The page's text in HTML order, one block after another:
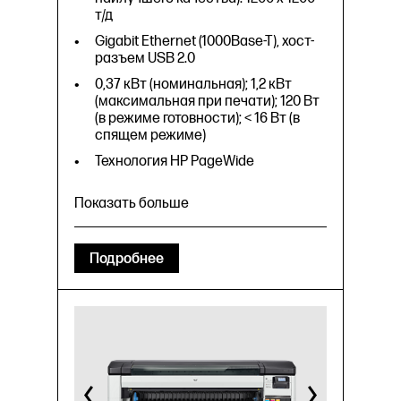
т/д
Gigabit Ethernet (1000Base-T), хост-
разъем USB 2.0
0,37 кВт (номинальная); 1,2 кВт
(максимальная при печати); 120 Вт
(в режиме готовности); < 16 Вт (в
спящем режиме)
Технология HP PageWide
Качество цветной печати (режим
наилучшего качества): 1200 x 1200
т/д
0,37 кВт (номинальная); 1,2 кВт
(максимальная при печати); 120 Вт
(в режиме готовности); < 16 Вт (в
Показать больше
Подробнее